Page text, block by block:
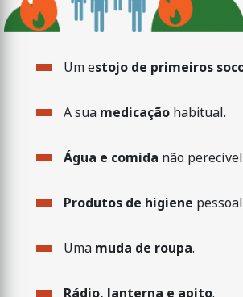
Um estojo de primeiros
A sua medicação habitual.
Água e comida não
Produtos de higiene
Uma muda de roupa.